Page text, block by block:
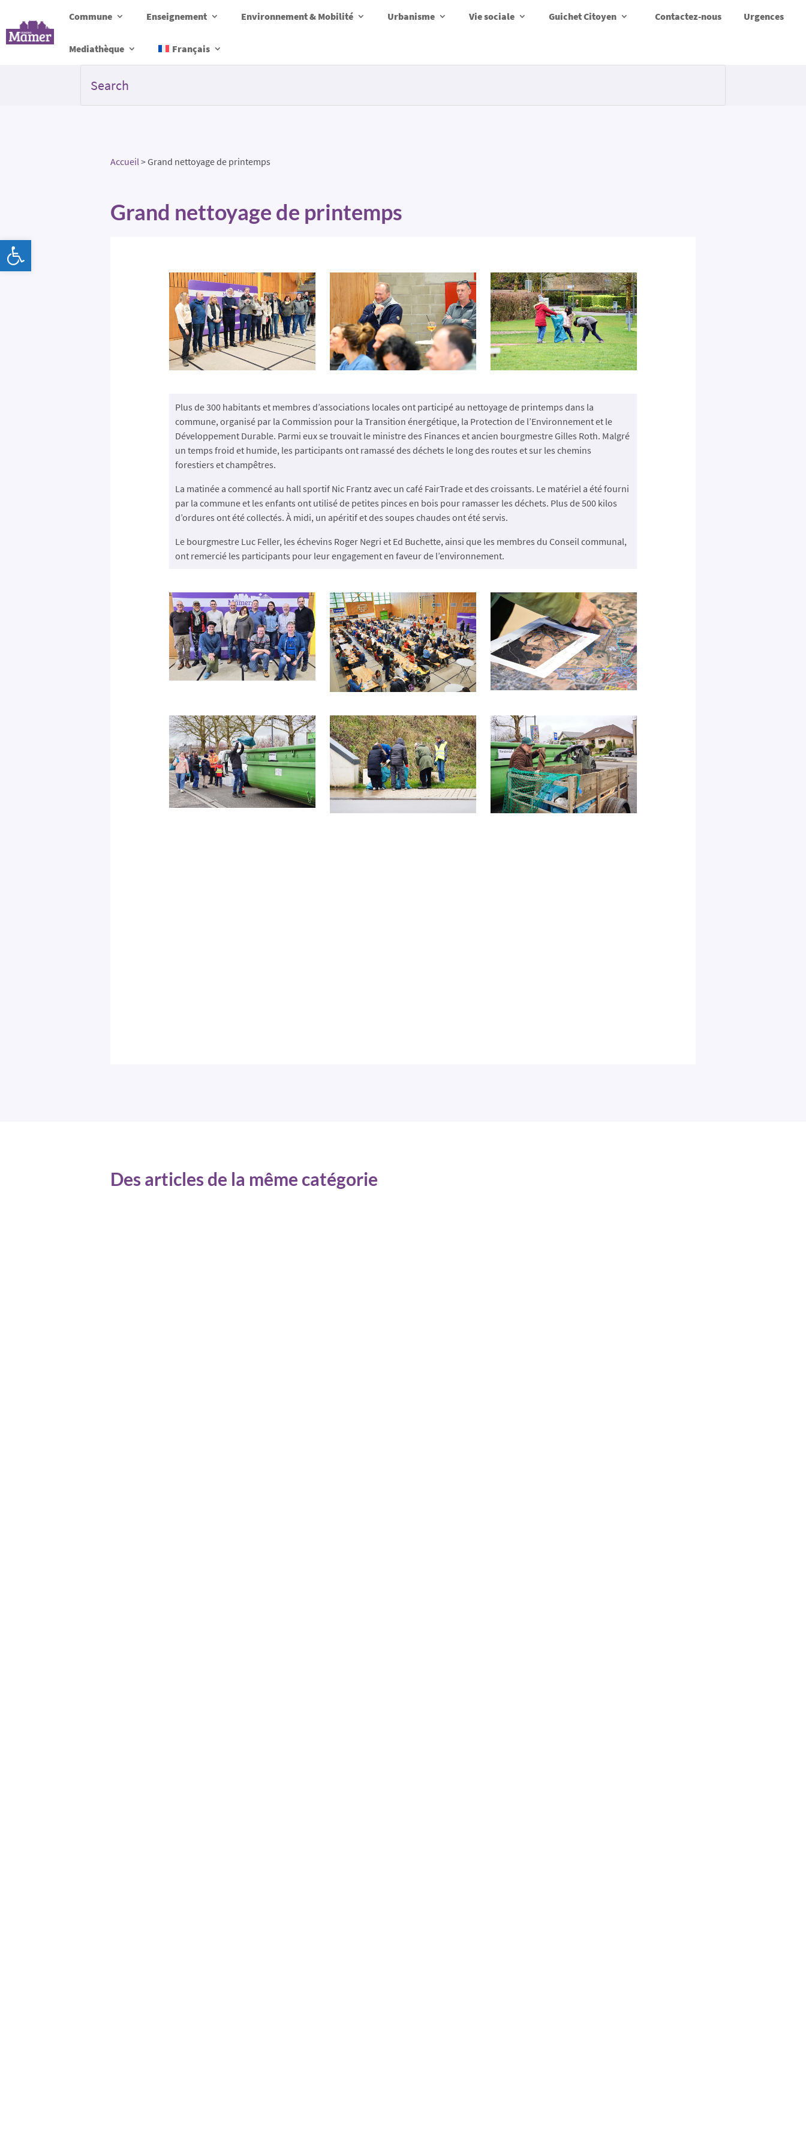
Commune Enseignement Environnement & Mobilité Urbanisme Vie sociale Guichet Citoyen Contactez-nous Urgences
Mediathèque Français
Accueil>Grand nettoyage de printemps
Grand nettoyage de printemps
Plus de 300 habitants et membres d’associations locales ont participé au nettoyage de printemps dans la
commune, organisé par la Commission pour la Transition énergétique, la Protection de l’Environnement et le
Développement Durable. Parmi eux se trouvait le ministre des Finances et ancien bourgmestre Gilles Roth. Malgré
un temps froid et humide, les participants ont ramassé des déchets le long des routes et sur les chemins
forestiers et champêtres.
La matinée a commencé au hall sportif Nic Frantz avec un café FairTrade et des croissants. Le matériel a été fourni
par la commune et les enfants ont utilisé de petites pinces en bois pour ramasser les déchets. Plus de 500 kilos
d’ordures ont été collectés. À midi, un apéritif et des soupes chaudes ont été servis.
Le bourgmestre Luc Feller, les échevins Roger Negri et Ed Buchette, ainsi que les membres du Conseil communal,
ont remercié les participants pour leur engagement en faveur de l’environnement.
Des articles de la même catégorie
Ouvrir la barre d’outils